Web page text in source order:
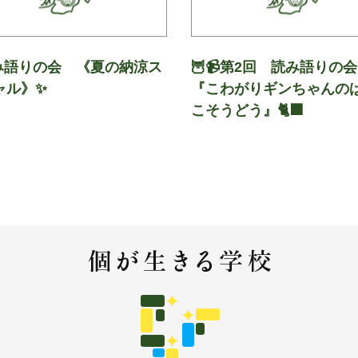
語りの会 《夏の納涼ス
ル》✨
🦉📹第2回 読み語りの
『こわがりギンちゃんの
こそうどう』🐈‍⬛